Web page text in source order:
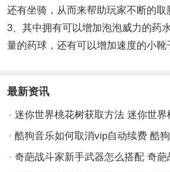
还有坐骑，从而来帮助玩家不断的取
3、其中拥有可以增加泡泡威力的药
量的药球，还有可以增加速度的小靴
最新资讯
迷你世界桃花树获取方法 迷你世